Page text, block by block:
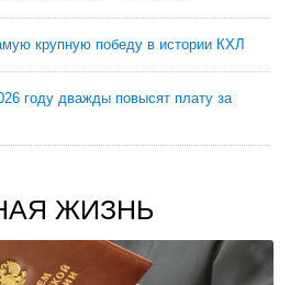
крупную победу в истории КХЛ
году дважды повысят плату за
ЖИЗНЬ